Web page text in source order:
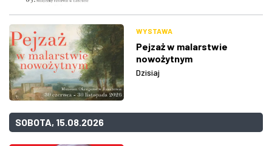
WYSTAWA
Pejzaż w malarstwie
nowożytnym
Dzisiaj
SOBOTA, 15.08.2026